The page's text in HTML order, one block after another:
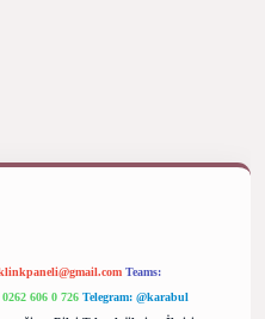
Teams:
606 0 726 Telegram: @karabul